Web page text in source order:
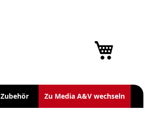
Willkommen Fremder! Anmelden
Zubehör Zu Media A&V wechseln